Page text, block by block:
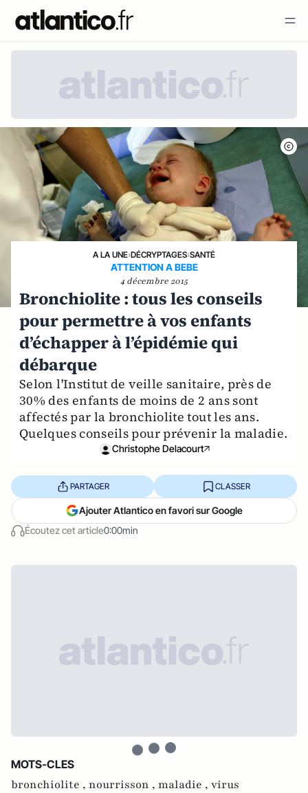
A LA UNE›DÉCRYPTAGES›SANTÉ
ATTENTION A BEBE
4 décembre 2015
Bronchiolite : tous les conseils
pour permettre à vos enfants
d’échapper à l’épidémie qui
débarque
Selon l'Institut de veille sanitaire, près de
30% des enfants de moins de 2 ans sont
affectés par la bronchiolite tout les ans.
Quelques conseils pour prévenir la maladie.
Christophe Delacourt
Écoutez cet article0:00min
PARTAGER CLASSER
Ajouter Atlantico en favori sur Google
MOTS-CLES
bronchiolite , nourrisson , maladie , virus